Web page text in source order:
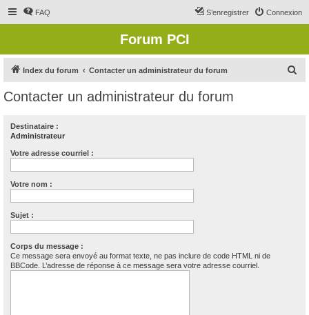
FAQ Connexion
S’enregistrer
Forum PCI
Index du forum Contacter un administrateur du forum
Contacter un administrateur du forum
Destinataire :
Administrateur
Votre adresse courriel :
Votre nom :
Sujet :
Corps du message :
Ce message sera envoyé au format texte, ne pas inclure de code HTML ni de
BBCode. L’adresse de réponse à ce message sera votre adresse courriel.